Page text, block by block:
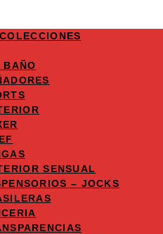
BAÑO
SENSUAL
– JOCKS